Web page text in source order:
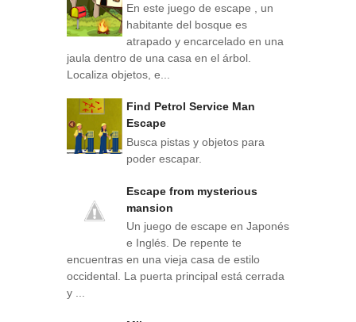
En este juego de escape , un
habitante del bosque es
atrapado y encarcelado en una
jaula dentro de una casa en el árbol.
Localiza objetos, e...
Find Petrol Service Man
Escape
Busca pistas y objetos para
poder escapar.
Escape from mysterious
mansion
Un juego de escape en Japonés
e Inglés. De repente te
encuentras en una vieja casa de estilo
occidental. La puerta principal está cerrada
y ...